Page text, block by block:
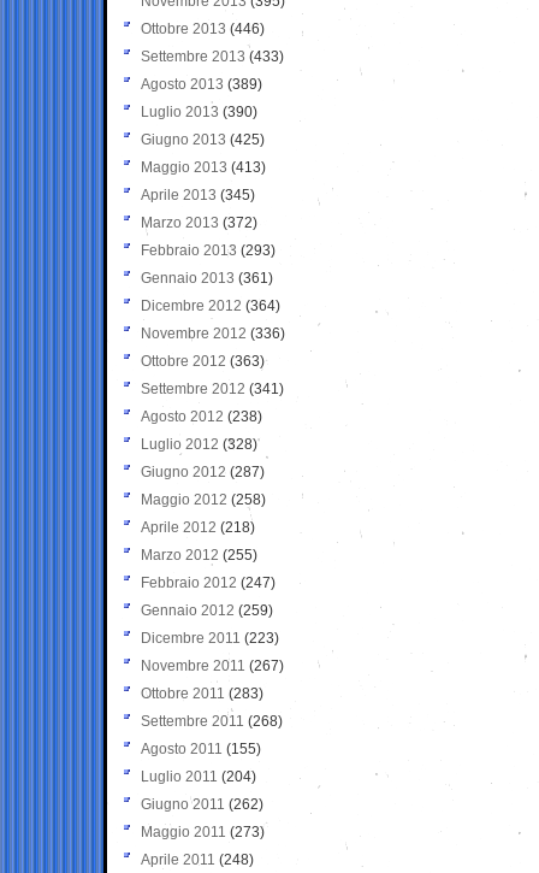
Ottobre 2013 (446)
Settembre 2013 (433)
Agosto 2013 (389)
Luglio 2013 (390)
Giugno 2013 (425)
Maggio 2013 (413)
Aprile 2013 (345)
Marzo 2013 (372)
Febbraio 2013 (293)
Gennaio 2013 (361)
Dicembre 2012 (364)
Novembre 2012 (336)
Ottobre 2012 (363)
Settembre 2012 (341)
Agosto 2012 (238)
Luglio 2012 (328)
Giugno 2012 (287)
Maggio 2012 (258)
Aprile 2012 (218)
Marzo 2012 (255)
Febbraio 2012 (247)
Gennaio 2012 (259)
Dicembre 2011 (223)
Novembre 2011 (267)
Ottobre 2011 (283)
Settembre 2011 (268)
Agosto 2011 (155)
Luglio 2011 (204)
Giugno 2011 (262)
Maggio 2011 (273)
Aprile 2011 (248)